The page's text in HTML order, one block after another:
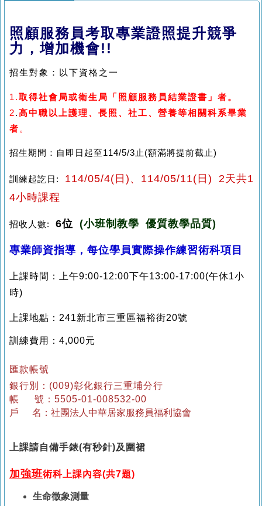
照顧服務員考取專業證照提升競爭
力，增加機會!!
招生對象：以下資格之一
1.取得社會局或衛生局「照顧服務員結業證書」者。
2.高中職以上護理、長照、社工、營養等相關科系畢業
者 。
招生期間：自即日起至114/5/3止(額滿將提前截止)
訓練起訖日: 114/05/4(日)、114/05/11(日) 2天共1
4小時課程
招收人數: 6位 (小班制教學 優質教學品質)
專業師資指導，每位學員實際操作練習術科項目
上課時間：上午9:00-12:00下午13:00-17:00(午休1小
時)
上課地點： 241新北市三重區福裕街20號
訓練費用：4,000元
匯款帳號
銀行別：(009)彰化銀行三重埔分行
帳 號 ：5505-01-008532-00
戶 名：社團法人中華居家服務員福利協會
上課請自備手錶(有秒針)及圍裙
加強班術科上課內容(共7題)
生命徵象測量